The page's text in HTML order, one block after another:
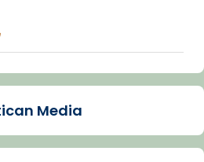
Barcelona
depressió. Fa gairebé
Lluís Companys, la
Media